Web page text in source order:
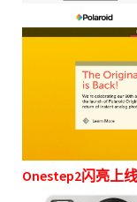
Onestep2闪亮上